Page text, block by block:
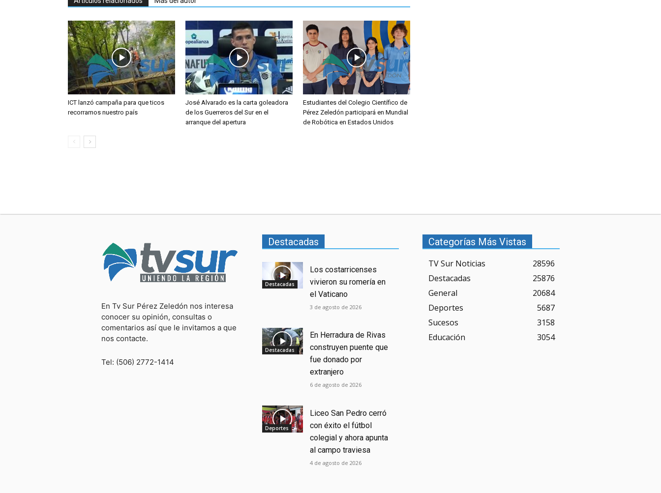
ICT lanzó campaña para que ticos
recorramos nuestro país
José Alvarado es la carta goleadora
de los Guerreros del Sur en el
arranque del apertura
Estudiantes del Colegio Científico de
Pérez Zeledón participará en Mundial
de Robótica en Estados Unidos
En Tv Sur Pérez Zeledón nos interesa
conocer su opinión, consultas o
comentarios así que le invitamos a que
nos contacte.
Tel: (506) 2772-1414
Destacadas
Destacadas
Los costarricenses
vivieron su romería en
el Vaticano
3 de agosto de 2026
Destacadas
En Herradura de Rivas
construyen puente que
fue donado por
extranjero
6 de agosto de 2026
Deportes
Liceo San Pedro cerró
con éxito el fútbol
colegial y ahora apunta
al campo traviesa
4 de agosto de 2026
Categorías Más Vistas
TV Sur Noticias
28596
Destacadas
25876
General
20684
Deportes
5687
Sucesos
3158
Educación
3054